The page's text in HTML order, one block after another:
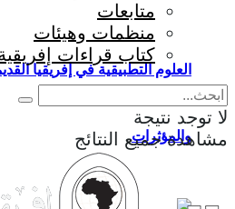
العلوم التطبيقية في إفريقيا
والمؤثرات
متابعات
منظمات وهيئات
كتاب قراءات
لا توجد نتيجة
مشاهدة جميع النتائج